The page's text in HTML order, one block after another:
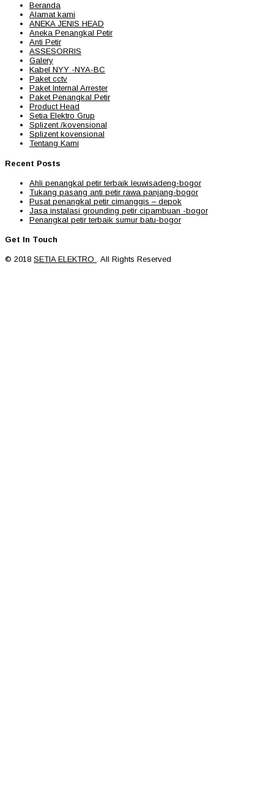
Beranda
Alamat kami
ANEKA JENIS HEAD
Aneka Penangkal Petir
Anti Petir
ASSESORRIS
Galery
Kabel NYY -NYA-BC
Paket cctv
Paket Internal Arrester
Paket Penangkal Petir
Product Head
Setia Elektro Grup
Splizent /kovensional
Splizent kovensional
Tentang Kami
Recent Posts
Ahli penangkal petir terbaik leuwisadeng-bogor
Tukang pasang anti petir rawa panjang-bogor
Pusat penangkal petir cimanggis – depok
Jasa instalasi grounding petir cipambuan -bogor
Penangkal petir terbaik sumur batu-bogor
Get In Touch
© 2018 SETIA ELEKTRO . All Rights Reserved